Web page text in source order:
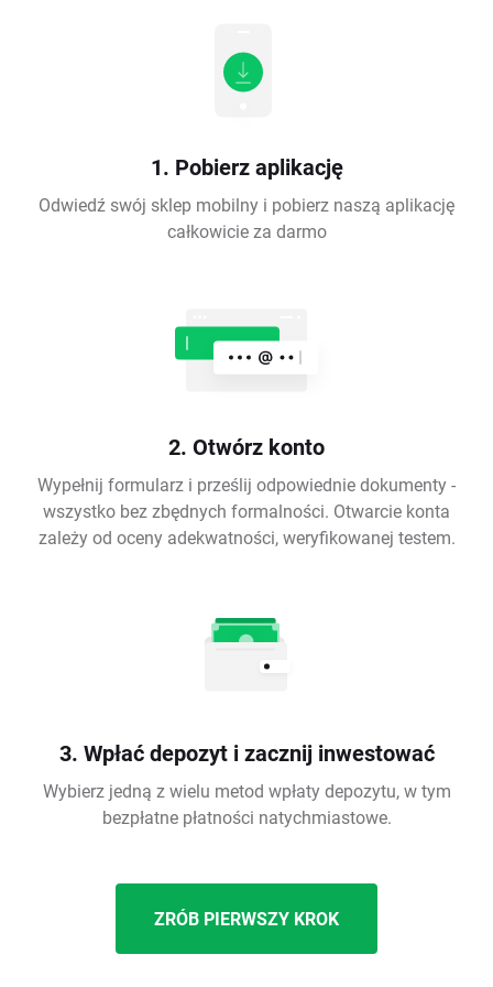
1. Pobierz aplikację
Odwiedź swój sklep mobilny i pobierz naszą aplikację
całkowicie za darmo
2. Otwórz konto
Wypełnij formularz i prześlij odpowiednie dokumenty -
wszystko bez zbędnych formalności. Otwarcie konta
zależy od oceny adekwatności, weryfikowanej testem.
3. Wpłać depozyt i zacznij inwestować
Wybierz jedną z wielu metod wpłaty depozytu, w tym
bezpłatne płatności natychmiastowe.
ZRÓB PIERWSZY KROK